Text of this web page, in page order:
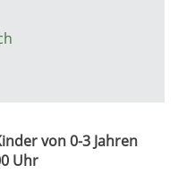
von 0-3 Jahren
Uhr